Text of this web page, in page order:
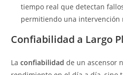
tiempo real que detectan
permitiendo una intervención
Confiabilidad a Largo
Laconfiabilidad de un ascensor